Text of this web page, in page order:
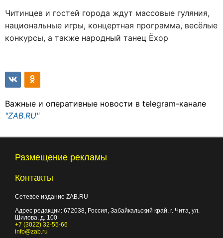
Читинцев и гостей города ждут массовые гуляния,
национальные игры, концертная программа, весёлые
конкурсы, а также народный танец Ёхор
Важные и оперативные новости в telegram-канале
"ZAB.RU"
Размещение рекламы
Контакты
Сетевое издание ZAB.RU
Адрес редакции: 672038, Россия, Забайкальский край, г. Чита, ул.
Шилова, д. 100
+7 (3022) 32-55-66
info@zab.ru